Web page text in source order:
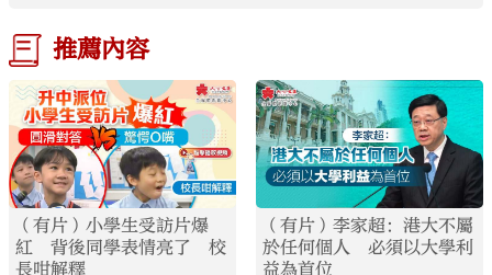
推薦內容
（有片）小學生受訪片爆
紅 背後同學表情亮了 校
長咁解釋
（有片）李家超：港大不屬
於任何個人 必須以大學利
益為首位